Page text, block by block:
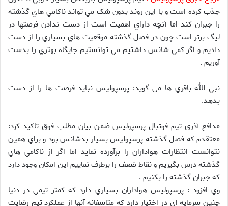
جذب کرده است و با اين روند بدون شک مي تواند ناکامي هاي گذشته
را جبران کند اما آنچه داراي اهميت است از دست ندادن فرصتها در
ليگ برتر است چون در فصل گذشته موقعيت هاي بسياري را از دست
داديم و اگر کمي شانس داشتيم مي توانستيم جايگاه بهتري را بدست
آوريم .
نبي الله باقري ها می گوید: پرسپوليس نبايد فرصت ها را از دست
بدهد.
مدافع آذری تیم فوتبال پرسپولیس ضمن بيان مطلب فوق تاکيد کرد:
معتقدم که فصل گذشته پرسپوليس بسيار بدشانس بود و براي همين
نتوانست انتظارات هواداران را برآورده نمايد اما اگر از ناکامي هاي
گذشته درس بگيريم و نقاط ضعف را برطرف نماييم اين امکان وجود دارد
که جبران گذشته را بکنيم .
وي افزود : پرسپوليس هواداران بسياري دارد که کمتر تيمي در دنيا
چنين سرمايه اي در اختيار دارد که متاسفانه آنها از عملکرد تيم رضايت